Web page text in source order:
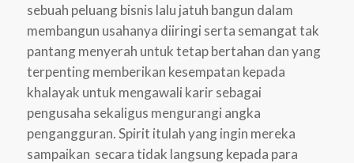
sebuah peluang bisnis lalu jatuh bangun dalam
membangun usahanya diiringi serta semangat tak
pantang menyerah untuk tetap bertahan dan yang
terpenting memberikan kesempatan kepada
khalayak untuk mengawali karir sebagai
pengusaha sekaligus mengurangi angka
pengangguran. Spirit itulah yang ingin mereka
sampaikan secara tidak langsung kepada para